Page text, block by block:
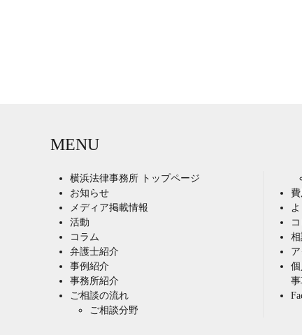
MENU
横浜法律事務所 トップページ
お知らせ
メディア掲載情報
活動
コラム
弁護士紹介
事例紹介
事務所紹介
ご相談の流れ
ご相談分野